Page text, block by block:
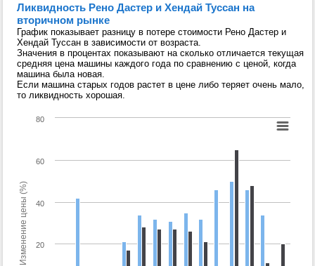
Ликвидность Рено Дастер и Хендай Туссан на
вторичном рынке
График показывает разницу в потере стоимости Рено Дастер и
Хендай Туссан в зависимости от возраста.
Значения в процентах показывают на сколько отличается текущая
средняя цена машины каждого года по сравнению с ценой, когда
машина была новая.
Если машина старых годов растет в цене либо теряет очень мало,
то ликвидность хорошая.
Изменение цены (%) 20
40
60
80